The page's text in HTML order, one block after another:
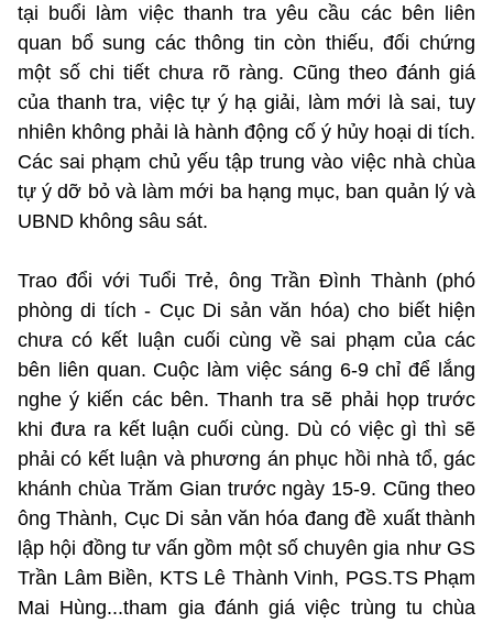
tại buổi làm việc thanh tra yêu cầu các bên liên
quan bổ sung các thông tin còn thiếu, đối chứng
một số chi tiết chưa rõ ràng. Cũng theo đánh giá
của thanh tra, việc tự ý hạ giải, làm mới là sai, tuy
nhiên không phải là hành động cố ý hủy hoại di tích.
Các sai phạm chủ yếu tập trung vào việc nhà chùa
tự ý dỡ bỏ và làm mới ba hạng mục, ban quản lý và
UBND không sâu sát.
Trao đổi với Tuổi Trẻ, ông Trần Đình Thành (phó
phòng di tích - Cục Di sản văn hóa) cho biết hiện
chưa có kết luận cuối cùng về sai phạm của các
bên liên quan. Cuộc làm việc sáng 6-9 chỉ để lắng
nghe ý kiến các bên. Thanh tra sẽ phải họp trước
khi đưa ra kết luận cuối cùng. Dù có việc gì thì sẽ
phải có kết luận và phương án phục hồi nhà tổ, gác
khánh chùa Trăm Gian trước ngày 15-9. Cũng theo
ông Thành, Cục Di sản văn hóa đang đề xuất thành
lập hội đồng tư vấn gồm một số chuyên gia như GS
Trần Lâm Biền, KTS Lê Thành Vinh, PGS.TS Phạm
Mai Hùng...tham gia đánh giá việc trùng tu chùa